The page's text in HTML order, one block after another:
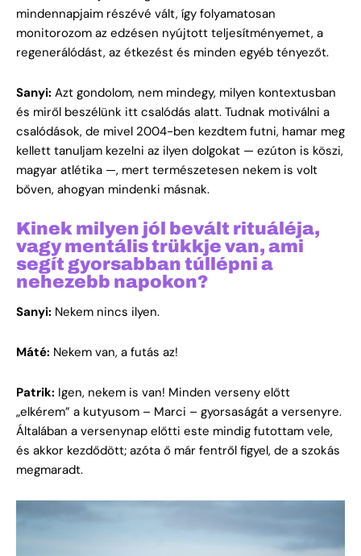
mindennapjaim részévé vált, így folyamatosan
monitorozom az edzésen nyújtott teljesítményemet, a
regenerálódást, az étkezést és minden egyéb tényezőt.
Sanyi: Azt gondolom, nem mindegy, milyen kontextusban
és miről beszélünk itt csalódás alatt. Tudnak motiválni a
csalódások, de mivel 2004-ben kezdtem futni, hamar meg
kellett tanuljam kezelni az ilyen dolgokat — ezúton is köszi,
magyar atlétika —, mert természetesen nekem is volt
bőven, ahogyan mindenki másnak.
Kinek milyen jól bevált rituáléja,
vagy mentális trükkje van, ami
segít gyorsabban túllépni a
nehezebb napokon?
Sanyi: Nekem nincs ilyen.
Máté: Nekem van, a futás az!
Patrik: Igen, nekem is van! Minden verseny előtt
„elkérem” a kutyusom – Marci – gyorsaságát a versenyre.
Általában a versenynap előtti este mindig futottam vele,
és akkor kezdődött; azóta ő már fentről figyel, de a szokás
megmaradt.